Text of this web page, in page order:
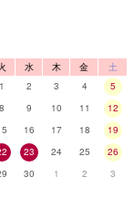
お仕事の際お客様をも
・衣装のことで、『キ
レスは通常のドレスに
。キャバドレスは種類
女性らしさを引き出し
気でキャバ嬢の必須ド
はゴージャスでエレガ
人や年齢を気にして
水 木 金
土
1 2 3 4
5
8 9 10 11
12
16 17 18
19
23 24 25
26
30 1 2 3